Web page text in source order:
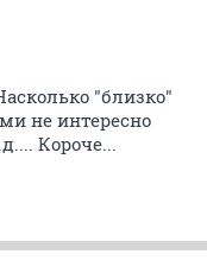
"близко"
не интересно
Короче...